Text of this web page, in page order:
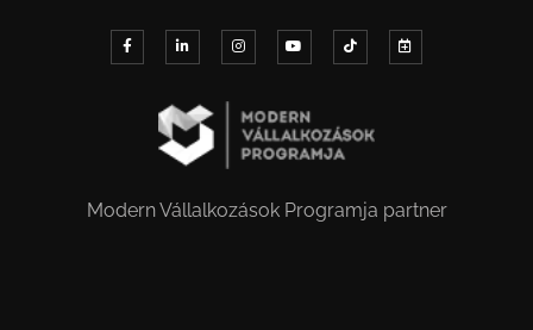
Modern Vállalkozások Programja partner